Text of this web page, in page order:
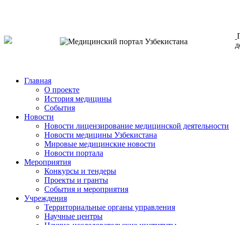
Главная
О проекте
История медицины
События
Новости
Новости лицензирование медицинской деятельности
Новости медицины Узбекистана
Мировые медицинские новости
Новости портала
Мероприятия
Конкурсы и тендеры
Проекты и гранты
События и мероприятия
Учреждения
Территориальные органы управления
Научные центры